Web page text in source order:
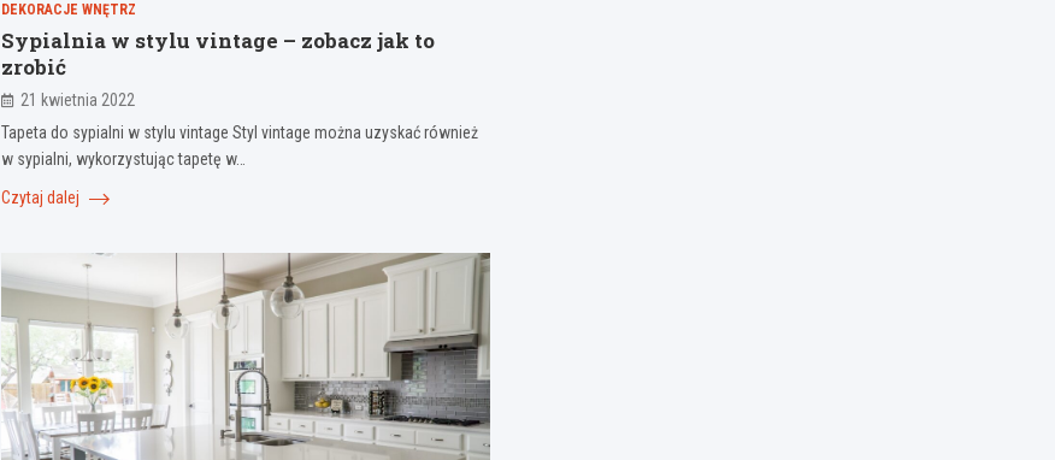
DEKORACJE WNĘTRZ
Sypialnia w stylu vintage – zobacz jak to
zrobić
21 kwietnia 2022
Tapeta do sypialni w stylu vintage Styl vintage można uzyskać również
w sypialni, wykorzystując tapetę w…
Czytaj dalej